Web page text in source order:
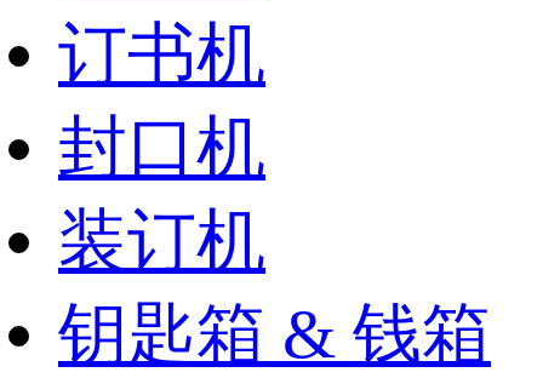
订书机
封口机
装订机
钥匙箱 & 钱箱